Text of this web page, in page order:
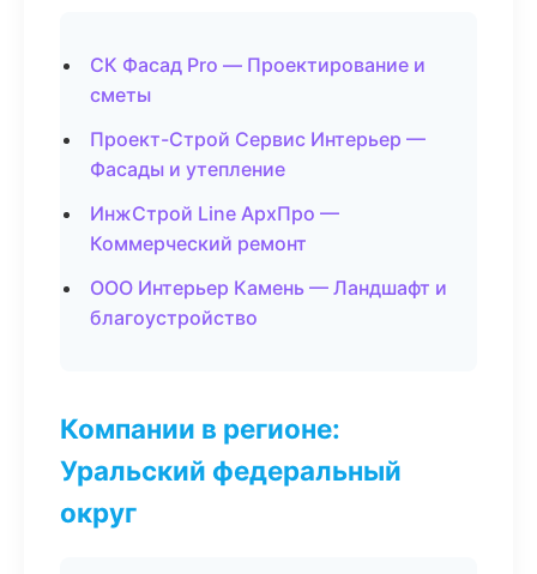
СК Фасад Pro — Проектирование и
сметы
Проект-Строй Сервис Интерьер —
Фасады и утепление
ИнжСтрой Line АрхПро —
Коммерческий ремонт
ООО Интерьер Камень — Ландшафт и
благоустройство
Компании в регионе:
Уральский федеральный
округ